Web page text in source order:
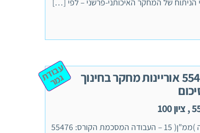
קורס 55476 אוריינות מחקר בחינוך
ע
ב
ו
ד
ת
ג
מ
ר
מטלת מנחה )ממ"ן( 15 – העבודה המסכמת הקורס: 55476